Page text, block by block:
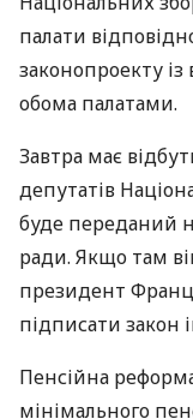
палати
законопроекту
обома палатами.
Завтра має
депутатів
буде переданий
ради. Якщо там
президент
підписати закон
Пенсійна
мінімального